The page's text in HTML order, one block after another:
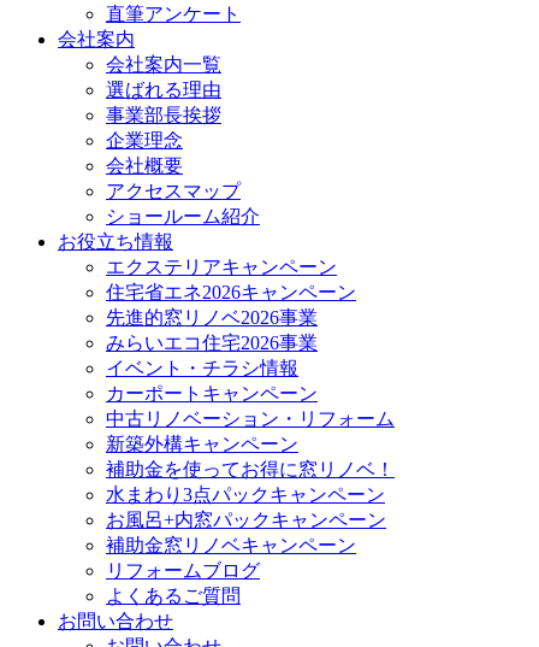
直筆アンケート
会社案内
会社案内一覧
選ばれる理由
事業部長挨拶
企業理念
会社概要
アクセスマップ
ショールーム紹介
お役立ち情報
エクステリアキャンペーン
住宅省エネ2026キャンペーン
先進的窓リノベ2026事業
みらいエコ住宅2026事業
イベント・チラシ情報
カーポートキャンペーン
中古リノベーション・リフォーム
新築外構キャンペーン
補助金を使ってお得に窓リノベ！
水まわり3点パックキャンペーン
お風呂+内窓パックキャンペーン
補助金窓リノベキャンペーン
リフォームブログ
よくあるご質問
お問い合わせ